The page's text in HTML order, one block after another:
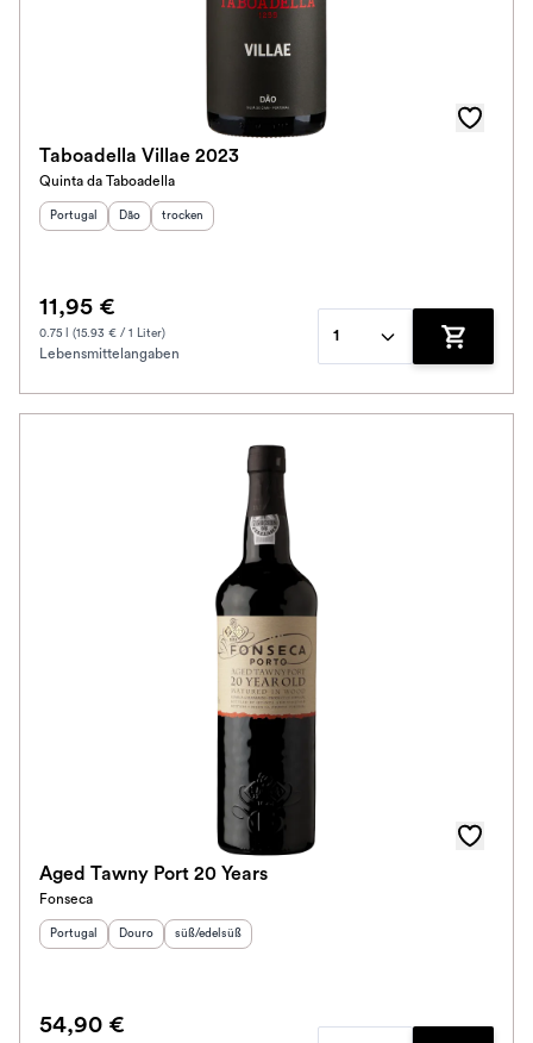
Taboadella Villae 2023
Quinta da Taboadella
Herkunftsland:
Portugal Herkunftsregion
Dão Geschmack
trocken
11,95 €
0.75 l (15.93 € / 1 Liter)
Lebensmittelangaben
1
Zum
Aged Tawny Port 20 Years
Fonseca
Herkunftsland:
Portugal Herkunftsregion:
Douro Geschmack:
süß/edelsüß
54,90 €